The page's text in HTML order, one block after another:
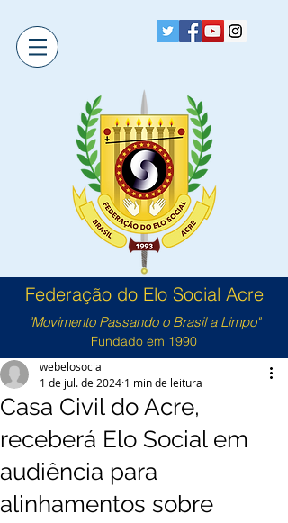
Federação do Elo Social Acre
"Movimento Passando o Brasil a Limpo"
Fundado em 1990
Casa Civil do Acre,
receberá Elo Social em
audiência para
alinhamentos sobre
webelosocial
1 de jul. de 2024 1 min de leitura